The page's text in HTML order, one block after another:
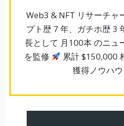
Web3 & NFT リサーチャ
プト歴 7 年、ガチホ歴 3
長として 月100本 のニュ
を監修
累計 $150,000
獲得ノウハ